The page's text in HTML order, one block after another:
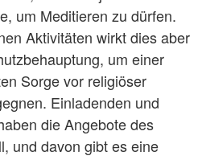
um Meditieren zu dürfen.
Aktivitäten wirkt dies aber
um einer
Sorge vor religiöser
Einladenden und
die Angebote des
und davon gibt es eine